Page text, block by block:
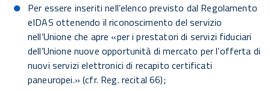
Per essere inseriti nell’elenco previsto dal Regolamento
eIDAS ottenendo il riconoscimento del servizio
nell’Unione che apre «per i prestatori di servizi fiduciari
dell’Unione nuove opportunità di mercato per l’offerta di
nuovi servizi elettronici di recapito certificati
paneuropei.» (cfr. Reg. recital 66);